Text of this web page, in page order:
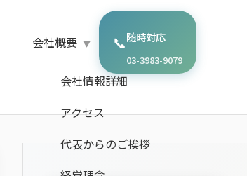
会社概要
会社情報詳細
アクセス
代表からのご挨拶
📞随時対応
03-3983-9079